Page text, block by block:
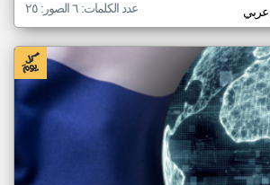
عدد الكلمات: ٦ الصور: ٢٥